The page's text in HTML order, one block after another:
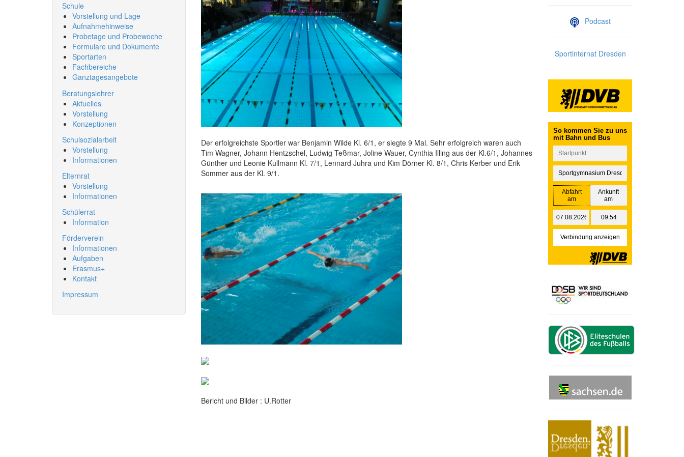
Schule
Vorstellung und Lage
Aufnahmehinweise
Probetage und Probewoche
Formulare und Dokumente
Sportarten
Fachbereiche
Ganztagesangebote
Beratungslehrer
Aktuelles
Vorstellung
Konzeptionen
Schulsozialarbeit
Vorstellung
Informationen
Elternrat
Vorstellung
Informationen
Schülerrat
Information
Förderverein
Informationen
Aufgaben
Erasmus+
Kontakt
Impressum
Der erfolgreichste Sportler war Benjamin Wilde Kl. 6/1, er siegte 9 Mal. Sehr erfolgreich waren auch
Tim Wagner, Johann Hentzschel, Ludwig Teßmar, Joline Wauer, Cynthia Illing aus der Kl.6/1, Johannes
Günther und Leonie Kullmann Kl. 7/1, Lennard Juhra und Kim Dörner Kl. 8/1, Chris Kerber und Erik
Sommer aus der Kl. 9/1.
Bericht und Bilder : U.Rotter
Podcast
Sportinternat Dresden